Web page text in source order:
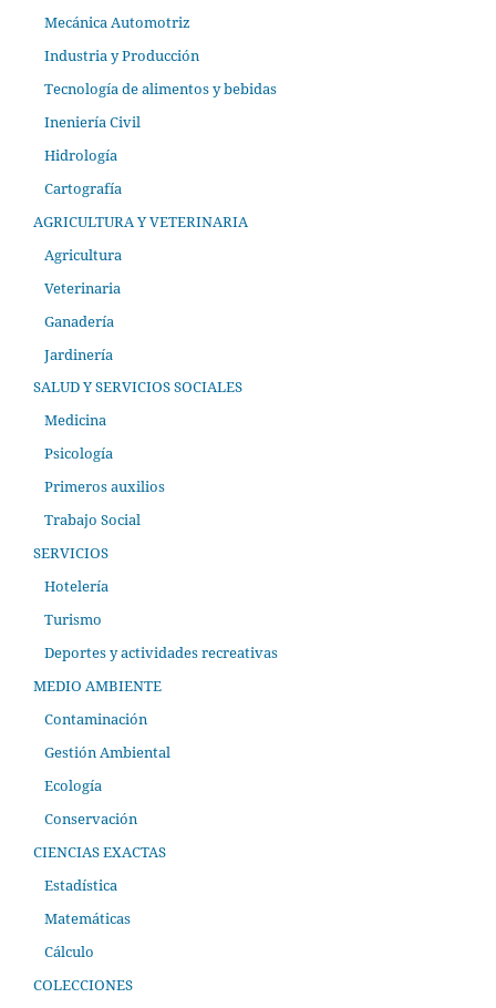
Mecánica Automotriz
Industria y Producción
Tecnología de alimentos y bebidas
Ineniería Civil
Hidrología
Cartografía
AGRICULTURA Y VETERINARIA
Agricultura
Veterinaria
Ganadería
Jardinería
SALUD Y SERVICIOS SOCIALES
Medicina
Psicología
Primeros auxilios
Trabajo Social
SERVICIOS
Hotelería
Turismo
Deportes y actividades recreativas
MEDIO AMBIENTE
Contaminación
Gestión Ambiental
Ecología
Conservación
CIENCIAS EXACTAS
Estadística
Matemáticas
Cálculo
COLECCIONES